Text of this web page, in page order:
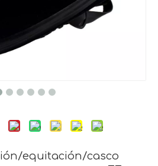
equitación/casco